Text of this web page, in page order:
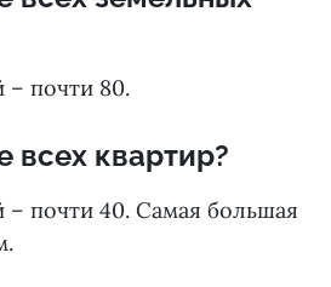
почти 80.
всех квартир?
почти 40. Самая большая